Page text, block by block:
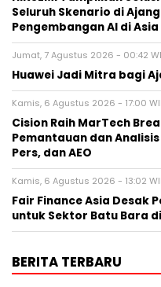
Seluruh Skenario di
Pengembangan AI di
Jumat, 7 Agustus 2026 - 00:42
Huawei Jadi Mitra bagi
Kamis, 6 Agustus 2026 - 17:00
Cision Raih MarTech
Pemantauan dan
Pers, dan AEO
Kamis, 6 Agustus 2026 - 13:02
Fair Finance Asia Desak
untuk Sektor Batu Bara di
BERITA TERBARU